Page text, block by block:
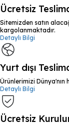
Ücretsiz
Sitemizden satın
kargolanmaktadır.
Detaylı Bilgi
Yurt dışı
Ürünlerimizi
Detaylı Bilgi
Ücretsiz